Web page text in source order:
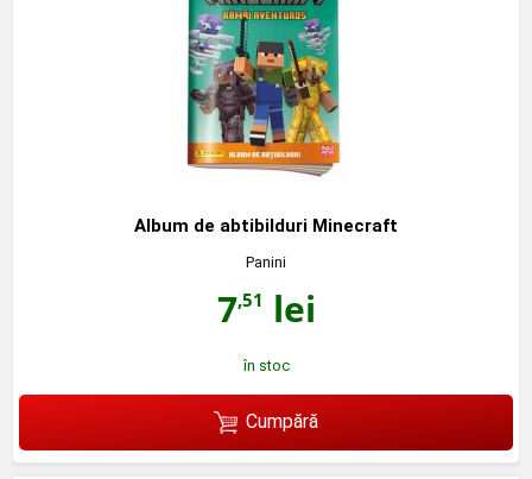
Album de abtibilduri Minecraft
Panini
7,51 lei
în stoc
Cumpără